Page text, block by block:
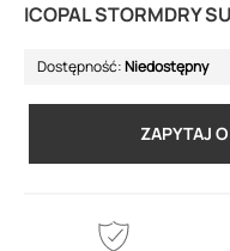
ICOPAL STORMDRY
Dostępność:Niedostępny
ZAPYTAJ